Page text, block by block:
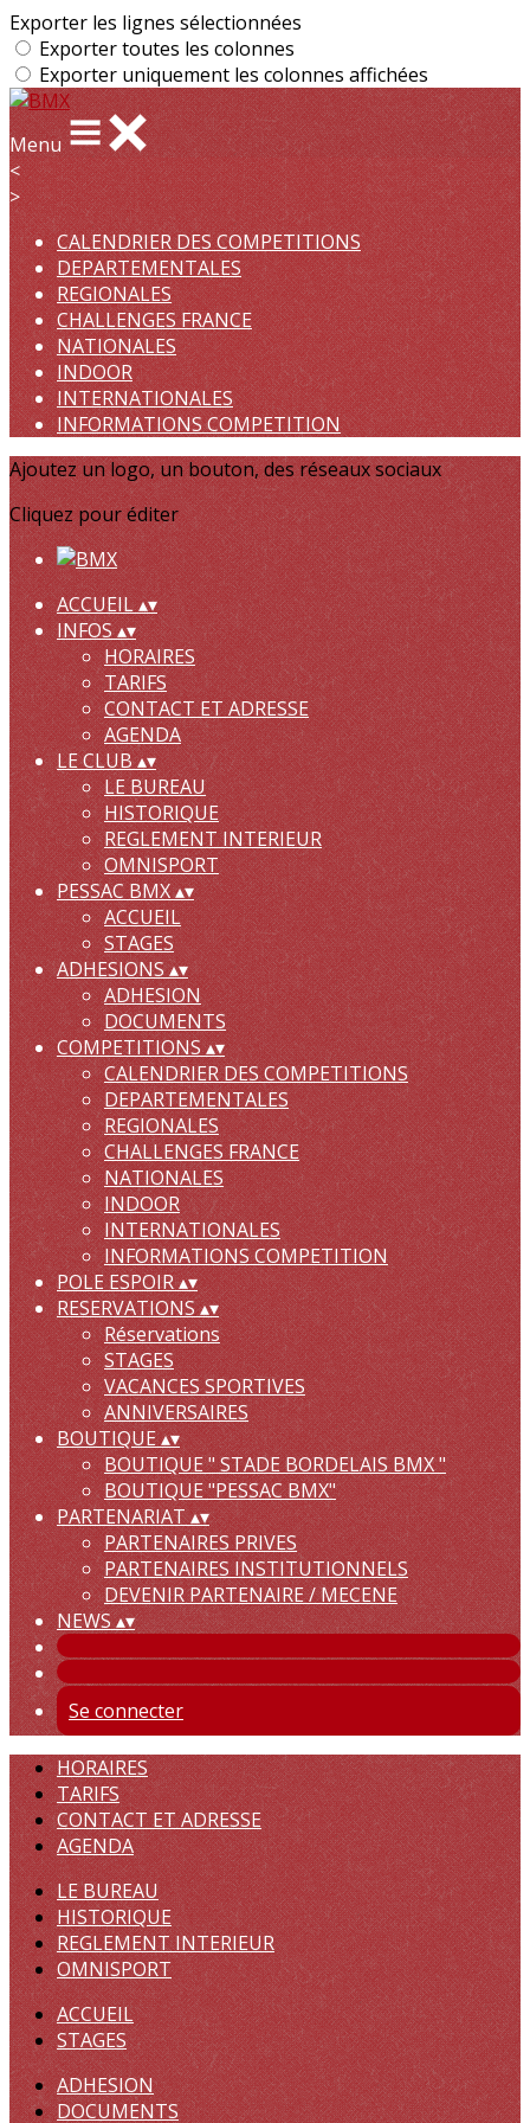
Exporter les lignes sélectionnées
Exporter toutes les colonnes
Exporter uniquement les colonnes affichées
Menu
<
>
CALENDRIER DES COMPETITIONS
DEPARTEMENTALES
REGIONALES
CHALLENGES FRANCE
NATIONALES
INDOOR
INTERNATIONALES
INFORMATIONS COMPETITION
Ajoutez un logo, un bouton, des réseaux sociaux
Cliquez pour éditer
ACCUEIL▴▾
INFOS▴▾
HORAIRES
TARIFS
CONTACT ET ADRESSE
AGENDA
LE CLUB▴▾
LE BUREAU
HISTORIQUE
REGLEMENT INTERIEUR
OMNISPORT
PESSAC BMX▴▾
ACCUEIL
STAGES
ADHESIONS▴▾
ADHESION
DOCUMENTS
COMPETITIONS▴▾
CALENDRIER DES COMPETITIONS
DEPARTEMENTALES
REGIONALES
CHALLENGES FRANCE
NATIONALES
INDOOR
INTERNATIONALES
INFORMATIONS COMPETITION
POLE ESPOIR▴▾
RESERVATIONS▴▾
Réservations
STAGES
VACANCES SPORTIVES
ANNIVERSAIRES
BOUTIQUE▴▾
BOUTIQUE " STADE BORDELAIS BMX "
BOUTIQUE "PESSAC BMX"
PARTENARIAT▴▾
PARTENAIRES PRIVES
PARTENAIRES INSTITUTIONNELS
DEVENIR PARTENAIRE / MECENE
NEWS▴▾
Se connecter
HORAIRES
TARIFS
CONTACT ET ADRESSE
AGENDA
LE BUREAU
HISTORIQUE
REGLEMENT INTERIEUR
OMNISPORT
ACCUEIL
STAGES
ADHESION
DOCUMENTS